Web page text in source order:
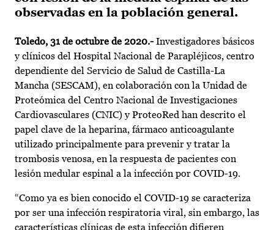
observadas en la población general.
Toledo, 31 de octubre de 2020.- Investigadores básicos
y clínicos del Hospital Nacional de Parapléjicos, centro
dependiente del Servicio de Salud de Castilla-La
Mancha (SESCAM), en colaboración con la Unidad de
Proteómica del Centro Nacional de Investigaciones
Cardiovasculares (CNIC) y ProteoRed han descrito el
papel clave de la heparina, fármaco anticoagulante
utilizado principalmente para prevenir y tratar la
trombosis venosa, en la respuesta de pacientes con
lesión medular espinal a la infección por COVID-19.
“Como ya es bien conocido el COVID-19 se caracteriza
por ser una infección respiratoria viral, sin embargo, las
características clínicas de esta infección difieren